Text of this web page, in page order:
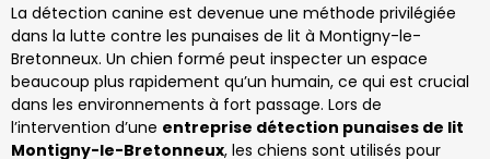
La détection canine est devenue une méthode privilégiée
dans la lutte contre les punaises de lit à Montigny-le-
Bretonneux. Un chien formé peut inspecter un espace
beaucoup plus rapidement qu’un humain, ce qui est crucial
dans les environnements à fort passage. Lors de
l’intervention d’une entreprise détection punaises de lit
Montigny-le-Bretonneux, les chiens sont utilisés pour